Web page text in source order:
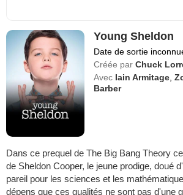
Young Sheldon
Date de sortie
Créée par Chuck
Avec Iain Armitage ,
Barber
Dans ce prequel de The Big Bang Theory
de Sheldon Cooper, le jeune prodige, doué
pareil pour les sciences et les
dépens que ces qualités ne sont pas d'une